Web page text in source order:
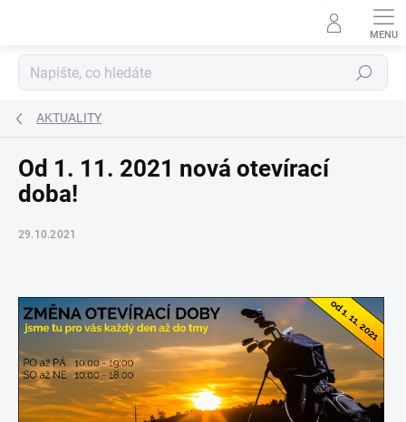
Hledat
AKTUALITY
Od 1. 11. 2021 nová otevírací
doba!
29.10.2021